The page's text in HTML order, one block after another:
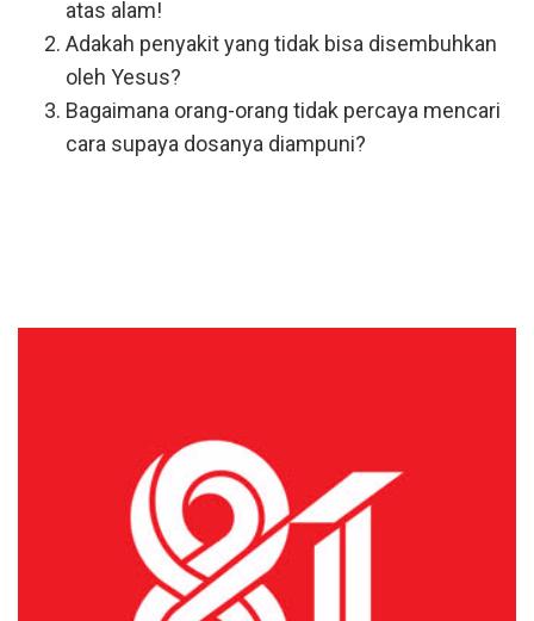
atas alam!
Adakah penyakit yang tidak bisa disembuhkan
oleh Yesus?
Bagaimana orang-orang tidak percaya mencari
cara supaya dosanya diampuni?